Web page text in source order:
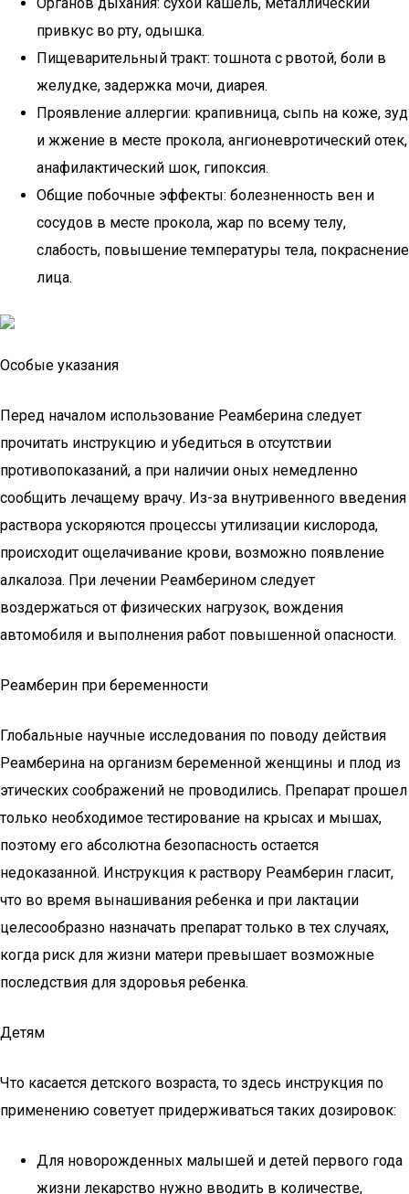
привкус во рту, одышка.
Пищеварительный тракт: тошнота с рвотой, боли в
желудке, задержка мочи, диарея.
Проявление аллергии: крапивница, сыпь на коже, зуд
и жжение в месте прокола, ангионевротический отек,
анафилактический шок, гипоксия.
Общие побочные эффекты: болезненность вен и
сосудов в месте прокола, жар по всему телу,
слабость, повышение температуры тела, покраснение
лица.
Особые указания
Перед началом использование Реамберина следует
прочитать инструкцию и убедиться в отсутствии
противопоказаний, а при наличии оных немедленно
сообщить лечащему врачу. Из-за внутривенного введения
раствора ускоряются процессы утилизации кислорода,
происходит ощелачивание крови, возможно появление
алкалоза. При лечении Реамберином следует
воздержаться от физических нагрузок, вождения
автомобиля и выполнения работ повышенной опасности.
Реамберин при беременности
Глобальные научные исследования по поводу действия
Реамберина на организм беременной женщины и плод из
этических соображений не проводились. Препарат прошел
только необходимое тестирование на крысах и мышах,
поэтому его абсолютна безопасность остается
недоказанной. Инструкция к раствору Реамберин гласит,
что во время вынашивания ребенка и при лактации
целесообразно назначать препарат только в тех случаях,
когда риск для жизни матери превышает возможные
последствия для здоровья ребенка.
Детям
Что касается детского возраста, то здесь инструкция по
применению советует придерживаться таких дозировок:
Для новорожденных малышей и детей первого года
жизни лекарство нужно вводить в количестве,